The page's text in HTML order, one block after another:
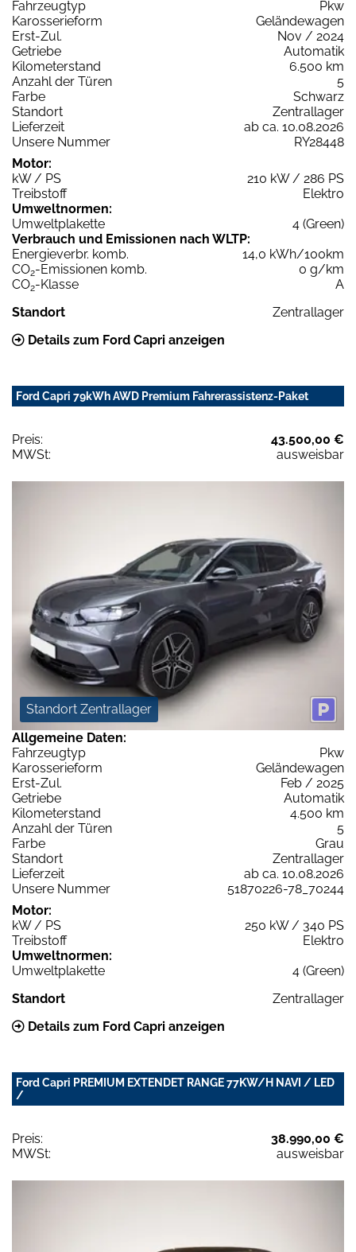
Fahrzeugtyp
Pkw
Karosserieform
Geländewagen
Erst-Zul.
Nov / 2024
Getriebe
Automatik
Kilometerstand
6.500 km
Anzahl der Türen
5
Farbe
Schwarz
Standort
Zentrallager
Lieferzeit
ab ca. 10.08.2026
Unsere Nummer
RY28448
Motor:
kW / PS
210 kW / 286 PS
Treibstoff
Elektro
Umweltnormen:
Umweltplakette
4 (Green)
Verbrauch und Emissionen nach WLTP:
Energieverbr. komb.
14,0 kWh/100km
CO2-Emissionen komb.
0 g/km
CO2-Klasse
A
Standort
Zentrallager
Details zum Ford Capri anzeigen
Ford Capri 79kWh AWD Premium Fahrerassistenz-Paket
Preis:
43.500,00 €
MWSt:
ausweisbar
Standort Zentrallager
Allgemeine Daten:
Fahrzeugtyp
Pkw
Karosserieform
Geländewagen
Erst-Zul.
Feb / 2025
Getriebe
Automatik
Kilometerstand
4.500 km
Anzahl der Türen
5
Farbe
Grau
Standort
Zentrallager
Lieferzeit
ab ca. 10.08.2026
Unsere Nummer
51870226-78_70244
Motor:
kW / PS
250 kW / 340 PS
Treibstoff
Elektro
Umweltnormen:
Umweltplakette
4 (Green)
Standort
Zentrallager
Details zum Ford Capri anzeigen
Ford Capri PREMIUM EXTENDET RANGE 77KW/H NAVI / LED
/
Preis:
38.990,00 €
MWSt:
ausweisbar